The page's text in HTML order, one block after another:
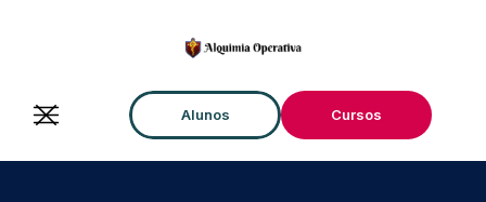
Alunos Cursos